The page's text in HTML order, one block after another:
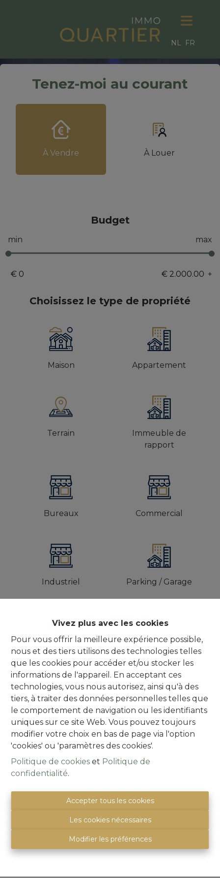
Vivez plus avec les cookies
Pour vous offrir la meilleure expérience possible,
nous et des tiers utilisons des technologies telles
que les cookies pour accéder et/ou stocker les
informations de l'appareil. En acceptant ces
technologies, vous nous autorisez, ainsi qu'à des
tiers, à traiter des données personnelles telles que
le comportement de navigation ou les identifiants
uniques sur ce site Web. Vous pouvez toujours
modifier votre choix en bas de page via l'option
'cookies' ou 'paramètres des cookies'.
Politique de cookies et Politique de
confidentialité.
Accepter tous les cookies
Les cookies nécessaires
Modifier les préférences
NL FR
Tenez-moi au courant
À Vendre À Louer
Budget
min max
+
Choisissez le type de propriété
Maison Appartement
Terrain
Immeuble de
rapport
Bureaux Commercial
Industriel Parking / Garage
Dans quelle(s) commune(s)
recherchez-vous une propriété?
Critères
Vos coordonnées